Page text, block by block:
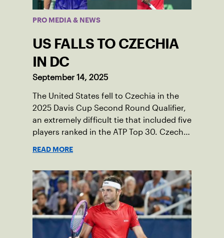
PRO MEDIA & NEWS
US FALLS TO CZECHIA
IN DC
September 14, 2025
The United States fell to Czechia in the
2025 Davis Cup Second Round Qualifier,
an extremely difficult tie that included five
players ranked in the ATP Top 30. Czechia
READ MORE